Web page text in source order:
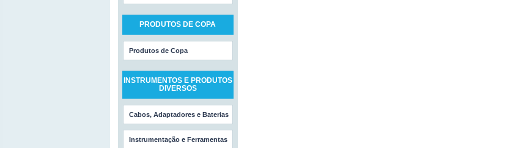
PRODUTOS DE COPA
Produtos de Copa
INSTRUMENTOS E PRODUTOS
DIVERSOS
Cabos, Adaptadores e Baterias
Instrumentação e Ferramentas